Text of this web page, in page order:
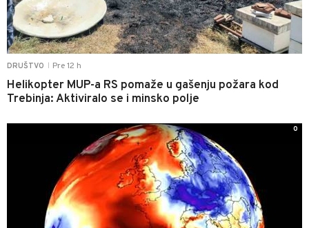
DRUŠTVO Pre 12 h
Helikopter MUP-a RS pomaže u gašenju požara kod
Trebinja: Aktiviralo se i minsko polje
0